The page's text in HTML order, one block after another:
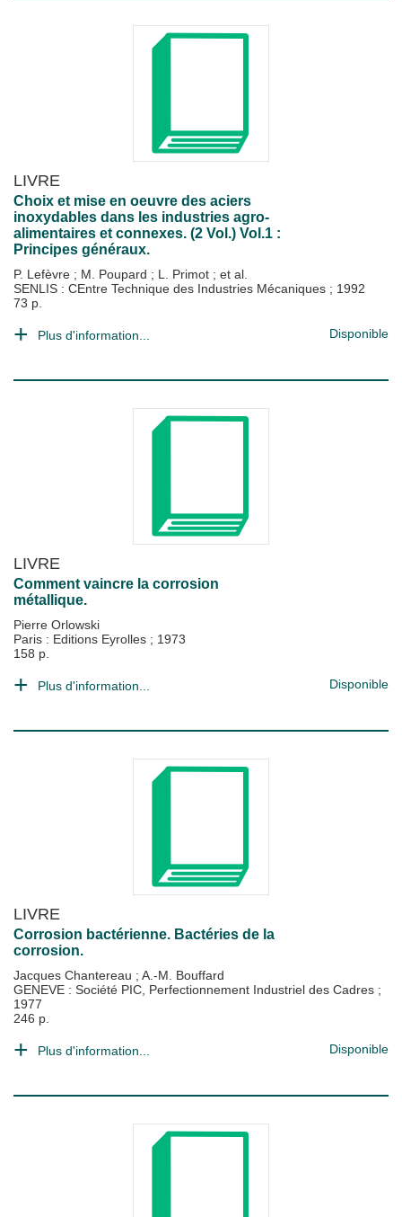
LIVRE
Choix et mise en oeuvre des aciers
inoxydables dans les industries agro-
alimentaires et connexes. (2 Vol.) Vol.1 :
Principes généraux.
P. Lefèvre ; M. Poupard ; L. Primot ; et al.
SENLIS : CEntre Technique des Industries Mécaniques ; 1992
73 p.
Plus d'information... Disponible
LIVRE
Comment vaincre la corrosion
métallique.
Pierre Orlowski
Paris : Editions Eyrolles ; 1973
158 p.
Plus d'information... Disponible
LIVRE
Corrosion bactérienne. Bactéries de la
corrosion.
Jacques Chantereau ; A.-M. Bouffard
GENEVE : Société PIC, Perfectionnement Industriel des Cadres ;
1977
246 p.
Plus d'information... Disponible